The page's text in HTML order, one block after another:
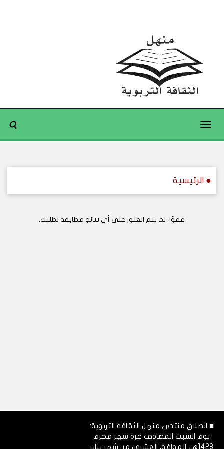
Toggle
● الرئيسية
عفوًا، لم يتم العثور على أي نتائج مطابقة لطلبك.
■ انطلاق منتدى منهل الثقافة التربوية:
يوم السبت المصادف غرة شهر محرم
1428هـ، الموافق العشرون من شهر يناير